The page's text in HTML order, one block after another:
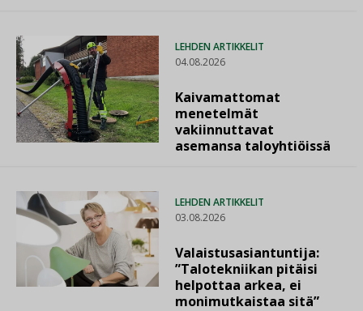
LEHDEN ARTIKKELIT
04.08.2026
Kaivamattomat
menetelmät
vakiinnuttavat
asemansa taloyhtiöissä
LEHDEN ARTIKKELIT
03.08.2026
Valaistusasiantuntija:
”Talotekniikan pitäisi
helpottaa arkea, ei
monimutkaistaa sitä”